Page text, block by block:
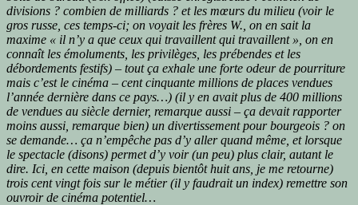
divisions ? combien de milliards ? et les mœurs du milieu (voir le
gros russe, ces temps-ci; on voyait les frères W., on en sait la
maxime « il n’y a que ceux qui travaillent qui travaillent », on en
connaît les émoluments, les privilèges, les prébendes et les
débordements festifs) – tout ça exhale une forte odeur de pourriture
mais c’est le cinéma – cent cinquante millions de places vendues
l’année dernière dans ce pays…) (il y en avait plus de 400 millions
de vendues au siècle dernier, remarque aussi – ça devait rapporter
moins aussi, remarque bien) un divertissement pour bourgeois ? on
se demande… ça n’empêche pas d’y aller quand même, et lorsque
le spectacle (disons) permet d’y voir (un peu) plus clair, autant le
dire. Ici, en cette maison (depuis bientôt huit ans, je me retourne)
trois cent vingt fois sur le métier (il y faudrait un index) remettre son
ouvroir de cinéma potentiel…